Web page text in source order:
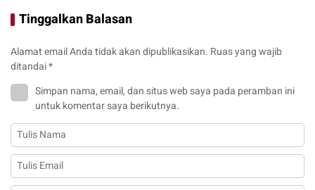
Tanggung Jawab?
Tinggalkan Balasan
Alamat email Anda tidak akan dipublikasikan. Ruas yang wajib
ditandai*
Simpan nama, email, dan situs web saya pada peramban ini
untuk komentar saya berikutnya.